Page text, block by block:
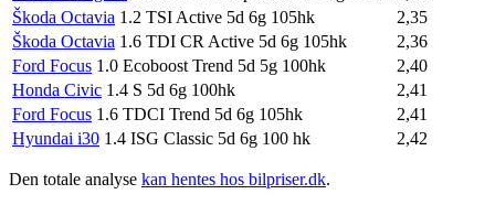
Škoda Octavia 1.2 TSI Active 5d 6g 105hk
2,35
Škoda Octavia 1.6 TDI CR Active 5d 6g 105hk
2,36
Ford Focus 1.0 Ecoboost Trend 5d 5g 100hk
2,40
Honda Civic 1.4 S 5d 6g 100hk
2,41
Ford Focus 1.6 TDCI Trend 5d 6g 105hk
2,41
Hyundai i30 1.4 ISG Classic 5d 6g 100 hk 2,42
Den totale analyse kan hentes hos bilpriser.dk.